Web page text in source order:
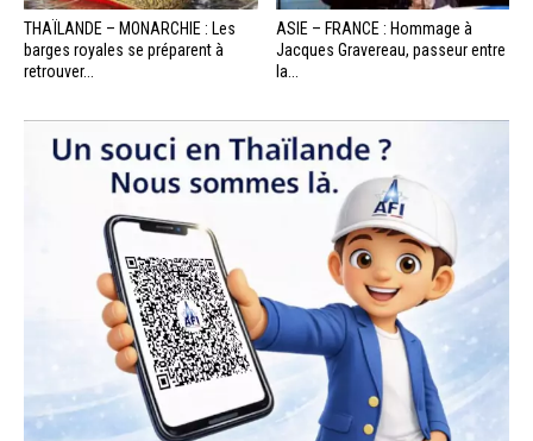
THAÏLANDE – MONARCHIE : Les
barges royales se préparent à
retrouver...
ASIE – FRANCE : Hommage à
Jacques Gravereau, passeur entre
la...